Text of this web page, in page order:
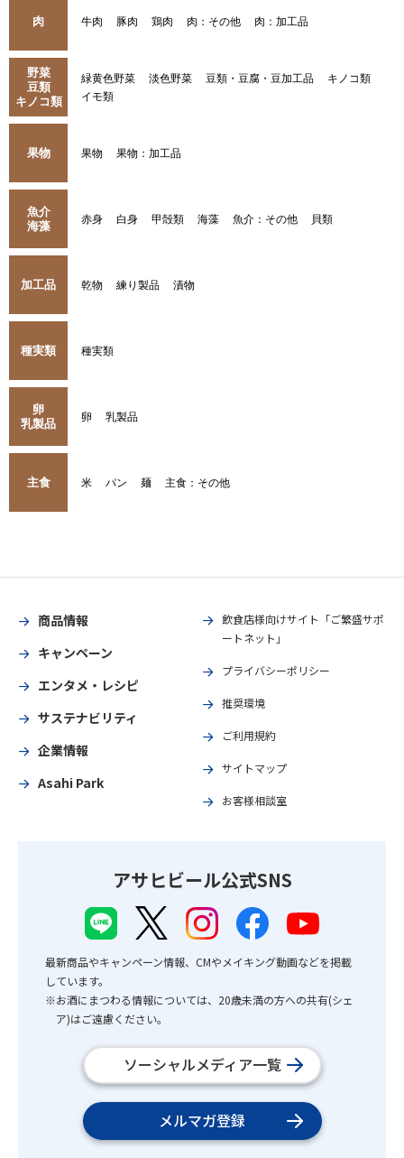
肉 牛肉 豚肉 鶏肉 肉：その他 肉：加工品
野菜
豆類
キノコ類
緑黄色野菜 淡色野菜 豆類・豆腐・豆加工品
キノコ類
イモ類
果物 果物 果物：加工品
魚介
海藻
赤身 白身 甲殻類 海藻 魚介：その他 貝類
加工品 乾物 練り製品 漬物
種実類 種実類
卵
乳製品
卵 乳製品
主食 米 パン 麺 主食：その他
商品情報
キャンペーン
エンタメ・レシピ
サステナビリティ
企業情報
Asahi Park
飲食店様向けサイト「ご繁盛サポ
ートネット」
プライバシーポリシー
推奨環境
ご利用規約
サイトマップ
お客様相談室
アサヒビール公式SNS
最新商品やキャンペーン情報、CMやメイキング動画などを掲載
しています。
※お酒にまつわる情報については、20歳未満の方への共有(シェ
ア)はご遠慮ください。
ソーシャルメディア一覧
メルマガ登録